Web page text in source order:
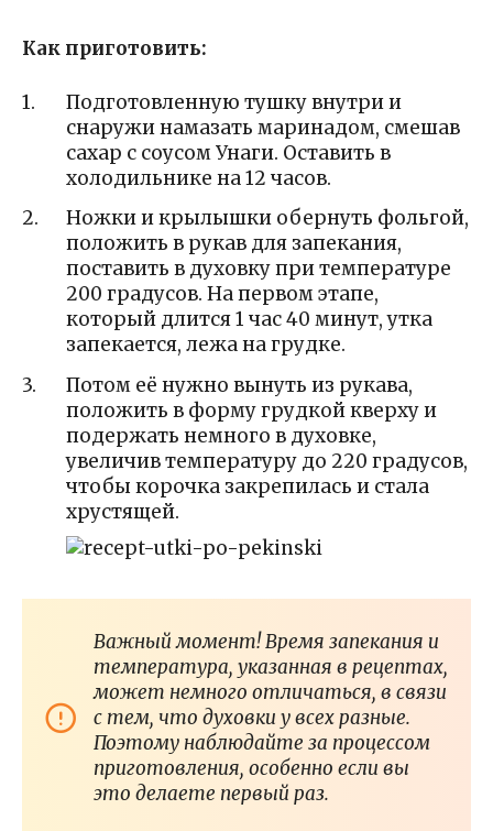
Как приготовить:
Подготовленную тушку внутри и
снаружи намазать маринадом, смешав
сахар с соусом Унаги. Оставить в
холодильнике на 12 часов.
Ножки и крылышки обернуть фольгой,
положить в рукав для запекания,
поставить в духовку при температуре
200 градусов. На первом этапе,
который длится 1 час 40 минут, утка
запекается, лежа на грудке.
Потом её нужно вынуть из рукава,
положить в форму грудкой кверху и
подержать немного в духовке,
увеличив температуру до 220 градусов,
чтобы корочка закрепилась и стала
хрустящей.
Важный момент! Время запекания и
температура, указанная в рецептах,
может немного отличаться, в связи
с тем, что духовки у всех разные.
Поэтому наблюдайте за процессом
приготовления, особенно если вы
это делаете первый раз.